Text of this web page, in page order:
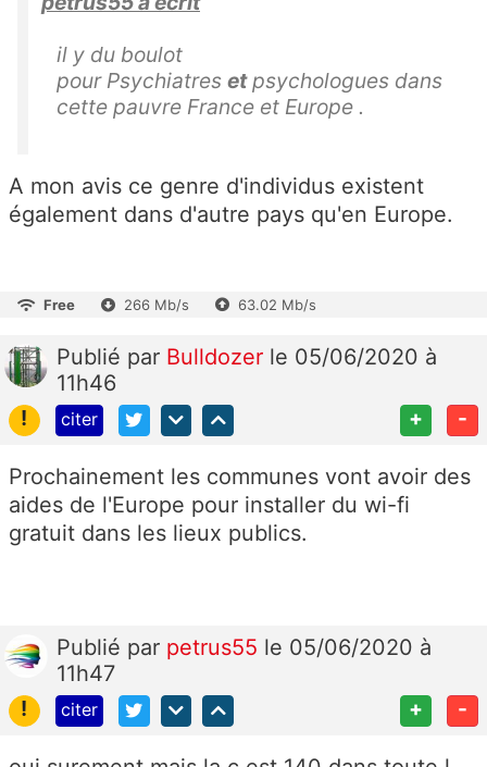
il y du boulot
pour Psychiatres etpsychologues dans
cette pauvre France et Europe .
A mon avis ce genre d'individus existent
également dans d'autre pays qu'en Europe.
Free 266 Mb/s 63.02 Mb/s
Publié par Bulldozer le 05/06/2020 à
11h46
!
citer + -
Prochainement les communes vont avoir des
aides de l'Europe pour installer du wi-fi
gratuit dans les lieux publics.
Publié par petrus55 le 05/06/2020 à
11h47
!
citer + -